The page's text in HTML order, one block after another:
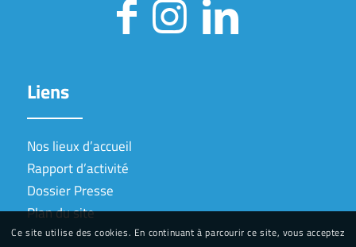
Liens
Nos lieux d’accueil
Rapport d’activité
Dossier Presse
Plan du site
Ce site utilise des cookies. En continuant à parcourir ce site, vous acceptez